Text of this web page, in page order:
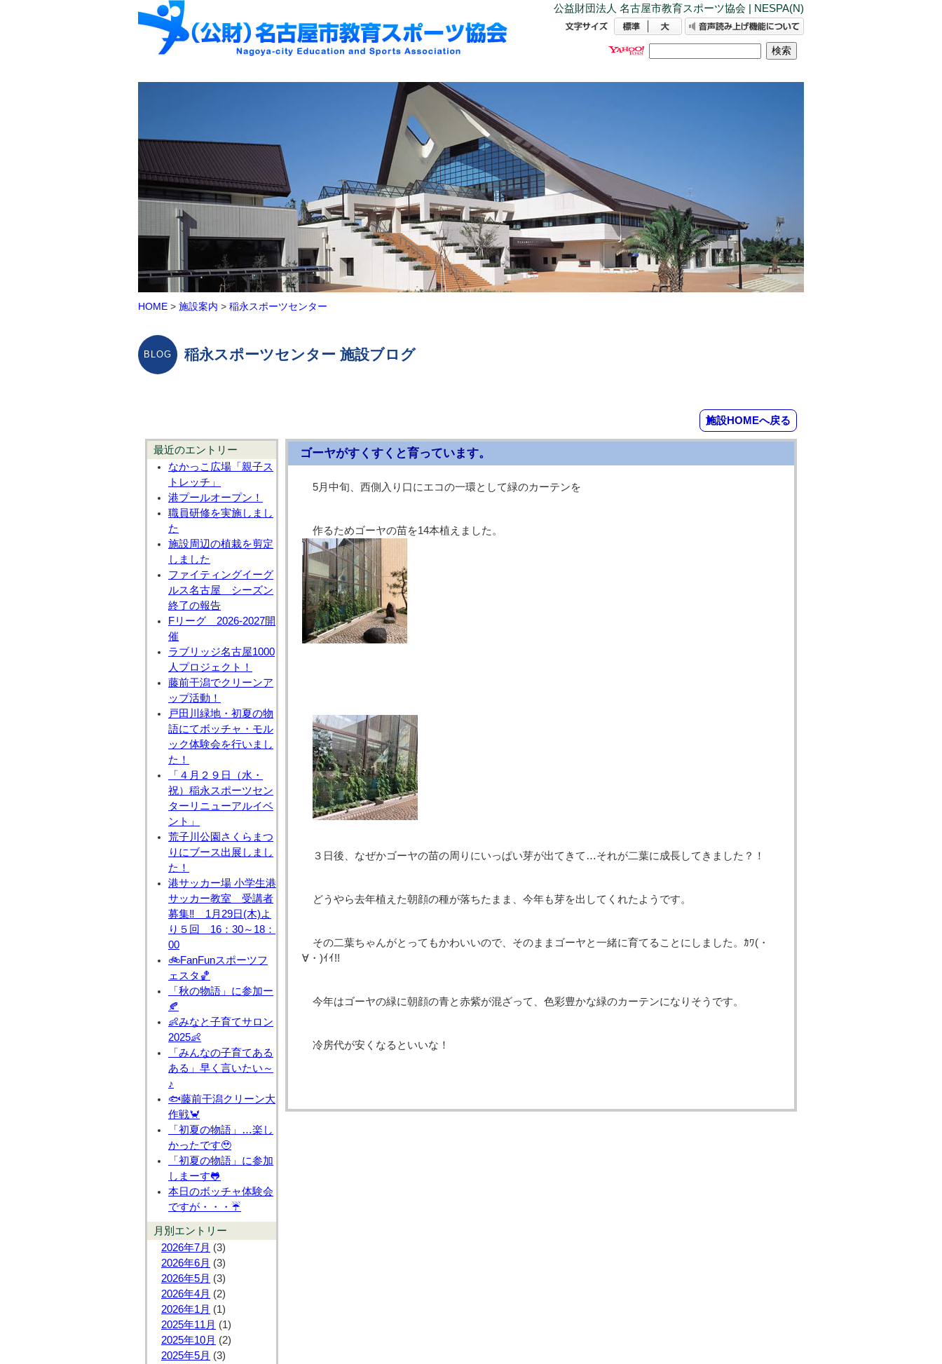
公益財団法人 名古屋市教育スポーツ協会 | NESPA(N)
HOME > 施設案内 > 稲永スポーツセンター
稲永スポーツセンター 施設ブログ
施設HOMEへ戻る
最近のエントリー
なかっこ広場「親子ス
トレッチ」
港プールオープン！
職員研修を実施しまし
た
施設周辺の植栽を剪定
しました
ファイティングイーグ
ルス名古屋 シーズン
終了の報告
Fリーグ 2026-2027開
催
ラブリッジ名古屋1000
人プロジェクト！
藤前干潟でクリーンア
ップ活動！
戸田川緑地・初夏の物
語にてボッチャ・モル
ック体験会を行いまし
た！
「４月２９日（水・
祝）稲永スポーツセン
ターリニューアルイベ
ント」
荒子川公園さくらまつ
りにブース出展しまし
た！
港サッカー場 小学生港
サッカー教室 受講者
募集‼ 1月29日(木)よ
り５回 16：30～18：
00
🚲FanFunスポーツフ
ェスタ🏀
「秋の物語」に参加ー
🍂
👶みなと子育てサロン
2025👶
「みんなの子育てある
ある」早く言いたい～
♪
🐟藤前干潟クリーン大
作戦🦀
「初夏の物語」…楽し
かったです🥹
「初夏の物語」に参加
しまーす🐸
本日のボッチャ体験会
ですが・・・☔
月別エントリー
2026年7月 (3)
2026年6月 (3)
2026年5月 (3)
2026年4月 (2)
2026年1月 (1)
2025年11月 (1)
2025年10月 (2)
2025年5月 (3)
ゴーヤがすくすくと育っています。
5月中旬、西側入り口にエコの一環として緑のカーテンを
作るためゴーヤの苗を14本植えました。
３日後、なぜかゴーヤの苗の周りにいっぱい芽が出てきて…それが二葉に成長してきました？！
どうやら去年植えた朝顔の種が落ちたまま、今年も芽を出してくれたようです。
その二葉ちゃんがとってもかわいいので、そのままゴーヤと一緒に育てることにしました。ｶﾜ(・
∀・)ｲｲ!!
今年はゴーヤの緑に朝顔の青と赤紫が混ざって、色彩豊かな緑のカーテンになりそうです。
冷房代が安くなるといいな！